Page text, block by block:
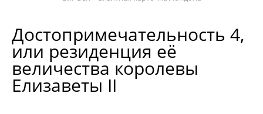
Достопримечательность 4,
или резиденция её
величества королевы
Елизаветы II